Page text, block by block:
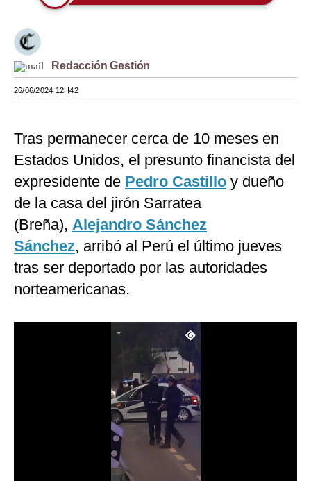
Viajes
Moda
Estilos
Mundo
España
Internacional
Tecnología
Club del Suscriptor
Mix
Redacción Gestión
26/06/2024 12H42
Tras permanecer cerca de 10 meses en
Estados Unidos, el presunto financista del
expresidente de Pedro Castillo y dueño
de la casa del jirón Sarratea
(Breña), Alejandro Sánchez
Sánchez, arribó al Perú el último jueves
tras ser deportado por las autoridades
norteamericanas.